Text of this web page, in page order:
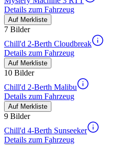
Details zum Fahrzeug
Auf Merkliste
7 Bilder
Chill'd 2-Berth Cloudbreak
Details zum Fahrzeug
Auf Merkliste
10 Bilder
Chill'd 2-Berth Malibu
Details zum Fahrzeug
Auf Merkliste
9 Bilder
Chill'd 4-Berth Sunseeker
Details zum Fahrzeug